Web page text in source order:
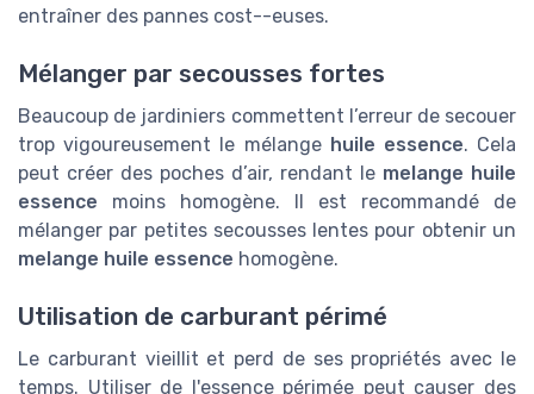
entraîner des pannes cost--euses.
Mélanger par secousses fortes
Beaucoup de jardiniers commettent l’erreur de secouer
trop vigoureusement le mélange huile essence. Cela
peut créer des poches d’air, rendant le melange huile
essence moins homogène. Il est recommandé de
mélanger par petites secousses lentes pour obtenir un
melange huile essence homogène.
Utilisation de carburant périmé
Le carburant vieillit et perd de ses propriétés avec le
temps. Utiliser de l'essence périmée peut causer des